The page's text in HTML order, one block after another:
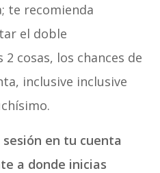
te recomienda
el doble
cosas, los chances de
inclusive inclusive
en tu cuenta
a donde inicias